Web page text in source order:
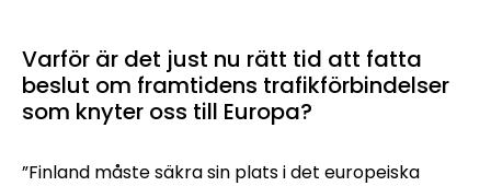
Varför är det just nu rätt tid att fatta
beslut om framtidens trafikförbindelser
som knyter oss till Europa?
”Finland måste säkra sin plats i det europeiska